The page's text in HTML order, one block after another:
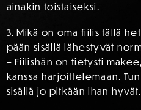
ainakin toistaiseksi.
3. Mikä on oma fiilis tällä
pään sisällä lähestyvät
– Fiilishän on tietysti
kanssa harjoittelemaan.
sisällä jo pitkään ihan hyvät.